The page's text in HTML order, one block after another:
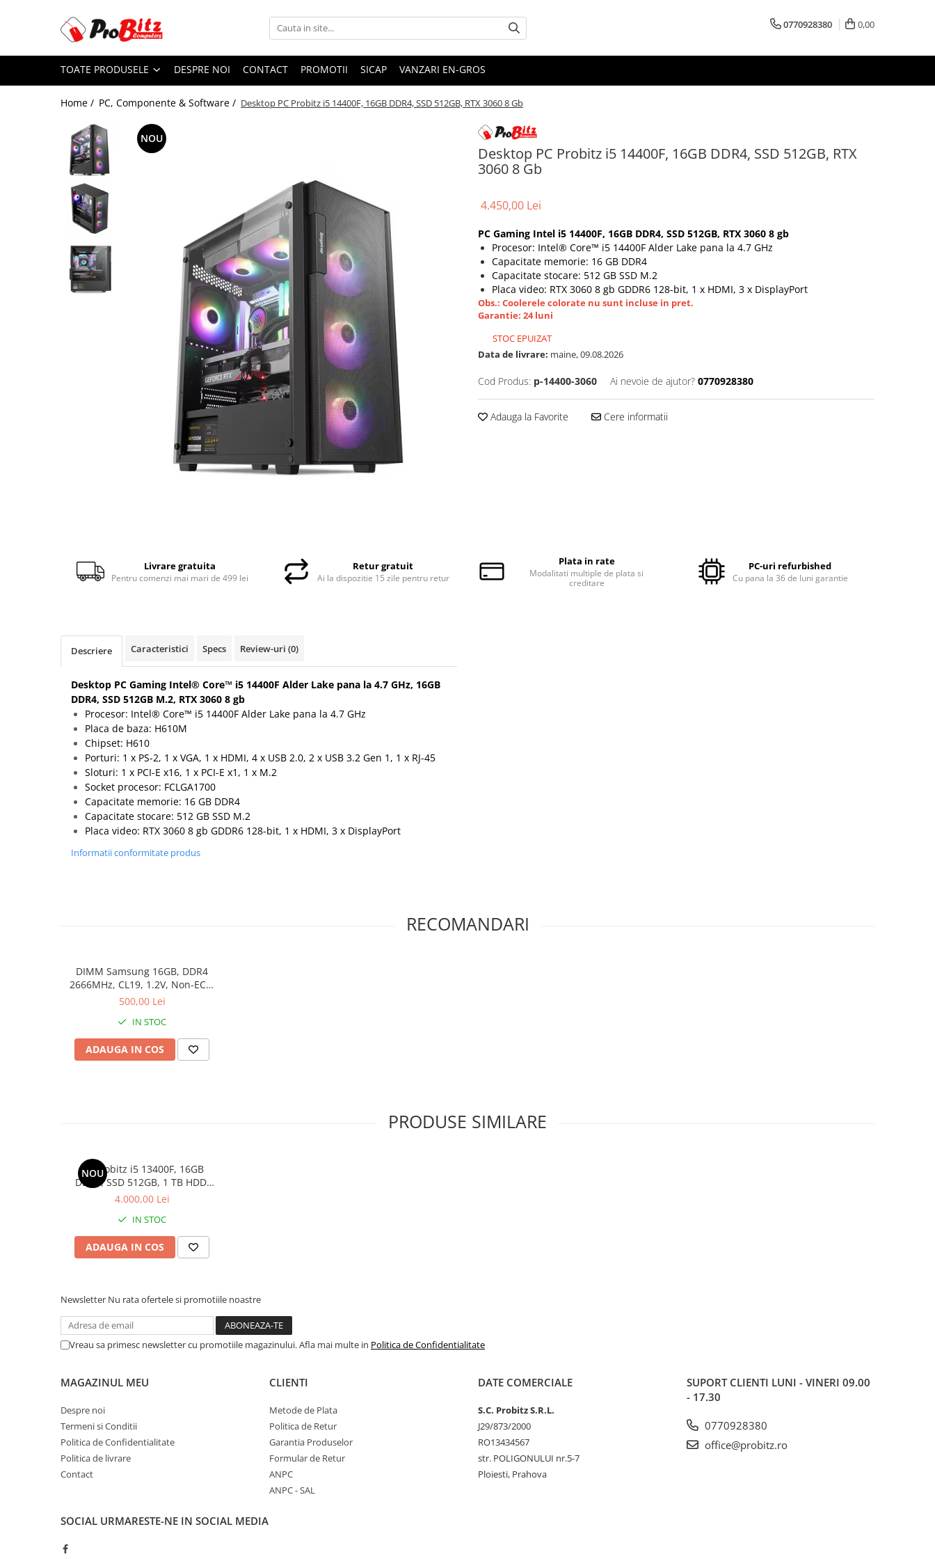
Toate Produsele
Laptopuri si accesorii
Laptopuri Renew
Laptopuri Refurbished
Laptopuri Second-hand
Componente NOI Laptop
Memorii laptop
Hard Disk-uri laptop
Baterii laptop
Componente REFURBISHED Laptop
Hard Disk-uri Refurbished
Calculatoare REFURBISHED
Calculatoare RENEW
Hard Disk-uri Desktop
Ventilatoare carcasa
Componente Renew/Refurbished
Componente All-in-One
Monitoare Refurbished
Monitoare Renew
Carcase server
Sisteme server
Stabilizatoare de tensiune
Periferice PC
Hard Disk-uri & SSD-uri externe
Statii GRAFICE
Statii GRAFICE NOI
Statii GRAFICE Refurbished
Accesorii Printing
Cartuse cerneala
0770928380 0,00
TOATE PRODUSELE DESPRE NOI CONTACT PROMOTII SICAP VANZARI EN-GROS
Home / PC, Componente & Software / Desktop PC Probitz i5 14400F, 16GB DDR4, SSD 512GB, RTX 3060 8 Gb
Desktop PC Probitz i5 14400F, 16GB DDR4, SSD 512GB, RTX
3060 8 Gb
NOU
4.450,00 Lei
PC Gaming Intel i5 14400F, 16GB DDR4, SSD 512GB, RTX 3060 8 gb
Procesor: Intel® Core™ i5 14400F Alder Lake pana la 4.7 GHz
Capacitate memorie: 16 GB DDR4
Capacitate stocare: 512 GB SSD M.2
Placa video: RTX 3060 8 gb GDDR6 128-bit, 1 x HDMI, 3 x DisplayPort
Obs.: Coolerele colorate nu sunt incluse in pret.
Garantie: 24 luni
STOC EPUIZAT
Data de livrare: maine, 09.08.2026
Cod Produs: p-14400-3060 Ai nevoie de ajutor? 0770928380
Adauga la Favorite Cere informatii
Livrare gratuita
Pentru comenzi mai mari de 499 lei
Retur gratuit
Ai la dispozitie 15 zile pentru retur
Plata in rate
Modalitati multiple de plata si
creditare
PC-uri refurbished
Cu pana la 36 de luni garantie
Descriere Caracteristici Specs Review-uri (0)
Desktop PC Gaming Intel® Core™ i5 14400F Alder Lake pana la 4.7 GHz, 16GB
DDR4, SSD 512GB M.2, RTX 3060 8 gb
Procesor: Intel® Core™ i5 14400F Alder Lake pana la 4.7 GHz
Placa de baza: H610M
Chipset: H610
Porturi: 1 x PS-2, 1 x VGA, 1 x HDMI, 4 x USB 2.0, 2 x USB 3.2 Gen 1, 1 x RJ-45
Sloturi: 1 x PCI-E x16, 1 x PCI-E x1, 1 x M.2
Socket procesor: FCLGA1700
Capacitate memorie: 16 GB DDR4
Capacitate stocare: 512 GB SSD M.2
Placa video: RTX 3060 8 gb GDDR6 128-bit, 1 x HDMI, 3 x DisplayPort
Informatii conformitate produs
RECOMANDARI
DIMM Samsung 16GB, DDR4
2666MHz, CL19, 1.2V, Non-ECC,
bulk
500,00 Lei
IN STOC
ADAUGA IN COS
PRODUSE SIMILARE
NOU
PC Probitz i5 13400F, 16GB
DDR4, SSD 512GB, 1 TB HDD,
RTX 2060 6GB
4.000,00 Lei
IN STOC
ADAUGA IN COS
Newsletter Nu rata ofertele si promotiile noastre
Vreau sa primesc newsletter cu promotiile magazinului. Afla mai multe in Politica de Confidentialitate
MAGAZINUL MEU
Despre noi
Termeni si Conditii
Politica de Confidentialitate
Politica de livrare
Contact
CLIENTI
Metode de Plata
Politica de Retur
Garantia Produselor
Formular de Retur
ANPC
ANPC - SAL
DATE COMERCIALE
S.C. Probitz S.R.L.
J29/873/2000
RO13434567
str. POLIGONULUI nr.5-7
Ploiesti, Prahova
SUPORT CLIENTI LUNI - VINERI 09.00
- 17.30
0770928380
office@probitz.ro
SOCIAL URMARESTE-NE IN SOCIAL MEDIA